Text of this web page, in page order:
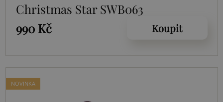
Christmas Star SWB063
990 Kč
Koupit
NOVINKA